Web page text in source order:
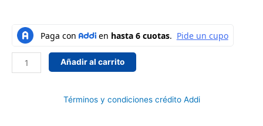
de
nivelación
Personalizada
Vehículo
Añadir al carrito
Términos y condiciones crédito Addi